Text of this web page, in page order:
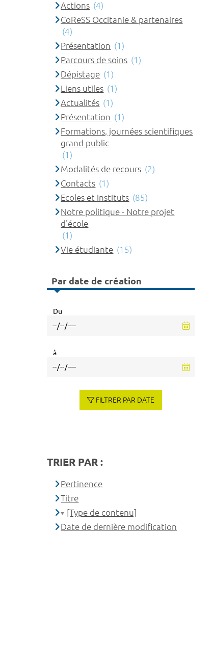
Actions (4)
CoReSS Occitanie & partenaires
(4)
Présentation (1)
Parcours de soins (1)
Dépistage (1)
Liens utiles (1)
Actualités (1)
Présentation (1)
Formations, journées scientifiques
grand public
(1)
Modalités de recours (2)
Contacts (1)
Ecoles et instituts (85)
Notre politique - Notre projet
d'école
(1)
Vie étudiante (15)
Par date de création
Du
à
FILTRER PAR DATE
TRIER PAR :
Pertinence
Titre
[Type de contenu]
Date de dernière modification